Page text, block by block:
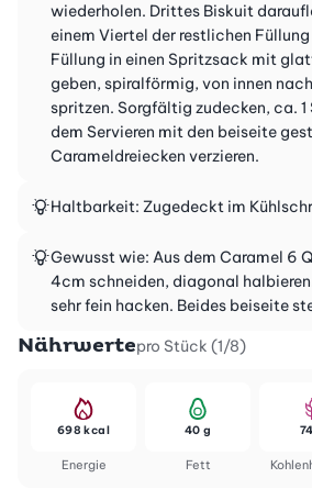
wiederholen. Drittes Biskuit
einem Viertel der restlichen
Füllung in einen Spritzsack mit
geben, spiralförmig, von innen
spritzen. Sorgfältig zudecken, ca.
dem Servieren mit den beiseite
Carameldreiecken verzieren.
Haltbarkeit: Zugedeckt im
Gewusst wie: Aus dem Caramel 6
4cm schneiden, diagonal
sehr fein hacken. Beides beiseite
Nährwertepro Stück (1/8)
Energie
698 kcal
Fett
40 g